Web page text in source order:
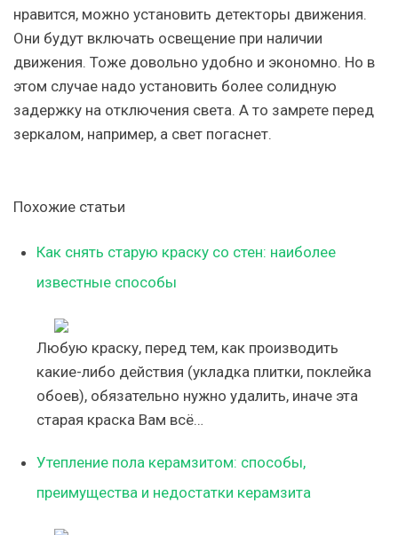
нравится, можно установить детекторы движения.
Они будут включать освещение при наличии
движения. Тоже довольно удобно и экономно. Но в
этом случае надо установить более солидную
задержку на отключения света. А то замрете перед
зеркалом, например, а свет погаснет.
Похожие статьи
Как снять старую краску со стен: наиболее
известные способы
Любую краску, перед тем, как производить
какие-либо действия (укладка плитки, поклейка
обоев), обязательно нужно удалить, иначе эта
старая краска Вам всё…
Утепление пола керамзитом: способы,
преимущества и недостатки керамзита